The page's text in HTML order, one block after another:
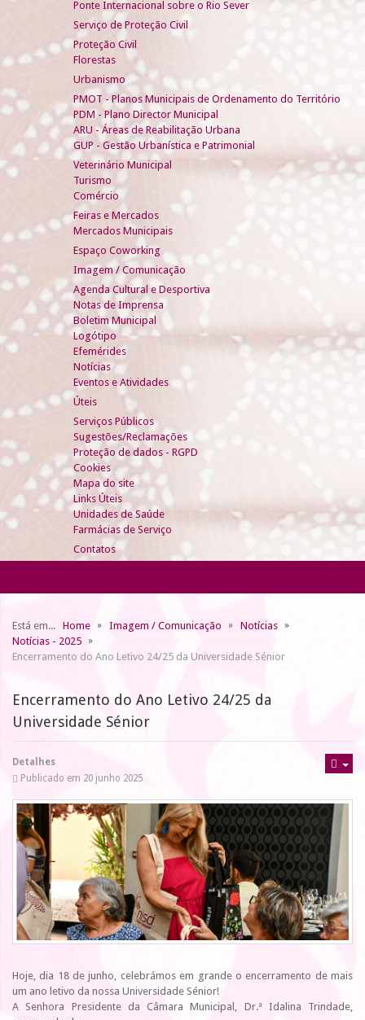
Ponte Internacional sobre o Rio Sever
Serviço de Proteção Civil
Proteção Civil
Florestas
Urbanismo
PMOT - Planos Municipais de Ordenamento do Território
PDM - Plano Director Municipal
ARU - Áreas de Reabilitação Urbana
GUP - Gestão Urbanística e Patrimonial
Veterinário Municipal
Turismo
Comércio
Feiras e Mercados
Mercados Municipais
Espaço Coworking
Imagem / Comunicação
Agenda Cultural e Desportiva
Notas de Imprensa
Boletim Municipal
Logótipo
Efemérides
Notícias
Eventos e Atividades
Úteis
Serviços Públicos
Sugestões/Reclamações
Proteção de dados - RGPD
Cookies
Mapa do site
Links Úteis
Unidades de Saúde
Farmácias de Serviço
Contatos
Está em... Home Imagem / Comunicação
Notícias
Notícias - 2025
Encerramento do Ano Letivo 24/25 da Universidade Sénior
Encerramento do Ano Letivo 24/25 da
Universidade Sénior
Detalhes
Publicado em 20 junho 2025
Hoje, dia 18 de junho, celebrámos em grande o encerramento de mais
um ano letivo da nossa Universidade Sénior!
A Senhora Presidente da Câmara Municipal, Dr.ª Idalina Trindade,